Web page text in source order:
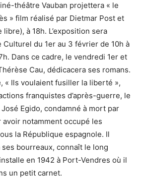
théâtre Vauban projettera « le
» film réalisé par Dietmar Post et
à 18h. L’exposition sera
du 1er au 3 février de 10h à
Dans ce cadre, le vendredi 1er et
Cau, dédicacera ses romans.
« Ils voulaient fusiller la liberté »,
franquistes d’après-guerre, le
Egido, condamné à mort par
notamment occupé les
la République espagnole. Il
bourreaux, connaît le long
en 1942 à Port-Vendres où il
un petit carnet.